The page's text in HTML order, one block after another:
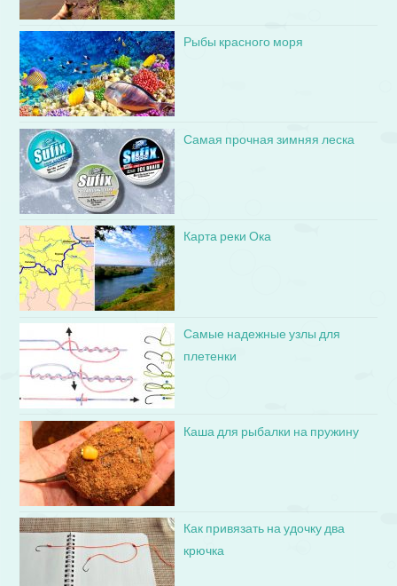
Рыбы красного моря
Самая прочная зимняя леска
Карта реки Ока
Самые надежные узлы для
плетенки
Каша для рыбалки на пружину
Как привязать на удочку два
крючка